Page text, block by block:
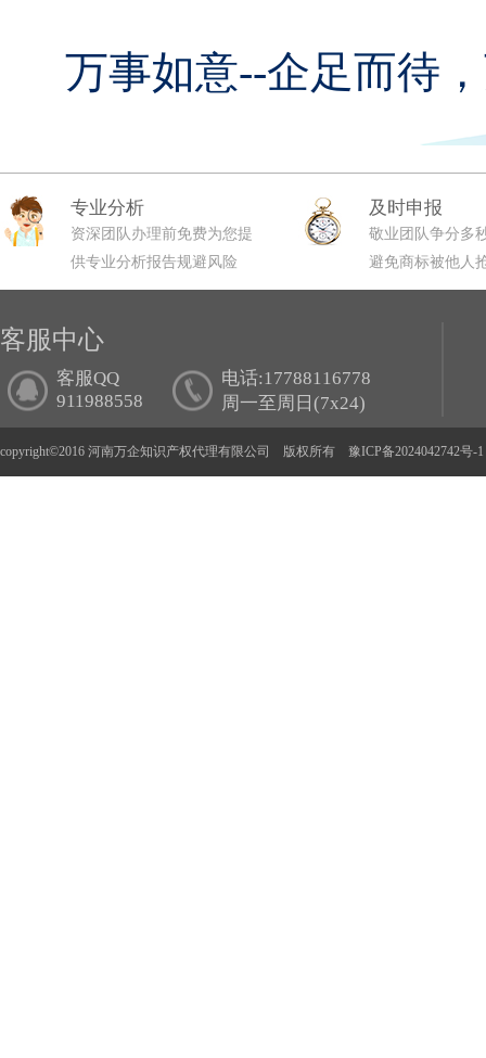
万事如意--企足而待
专业分析
资深团队办理前免费为您提
供专业分析报告规避风险
及时申报
敬业团队争分多
避免商标被他人
客服中心
客服QQ
911988558
电话:17788116778
周一至周日(7x24)
copyright©2016 河南万企知识产权代理有限公司 版权所有 豫ICP备2024042742号-1